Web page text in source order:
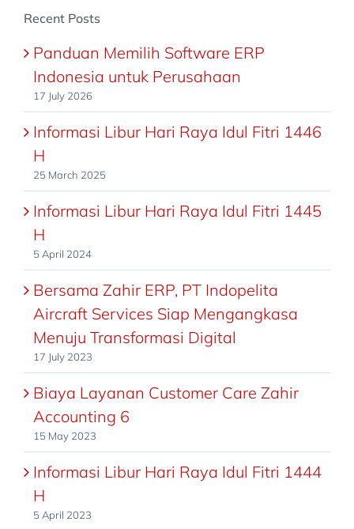
Recent Posts
Panduan Memilih Software ERP
Indonesia untuk Perusahaan
17 July 2026
Informasi Libur Hari Raya Idul Fitri 1446
H
25 March 2025
Informasi Libur Hari Raya Idul Fitri 1445
H
5 April 2024
Bersama Zahir ERP, PT Indopelita
Aircraft Services Siap Mengangkasa
Menuju Transformasi Digital
17 July 2023
Biaya Layanan Customer Care Zahir
Accounting 6
15 May 2023
Informasi Libur Hari Raya Idul Fitri 1444
H
5 April 2023